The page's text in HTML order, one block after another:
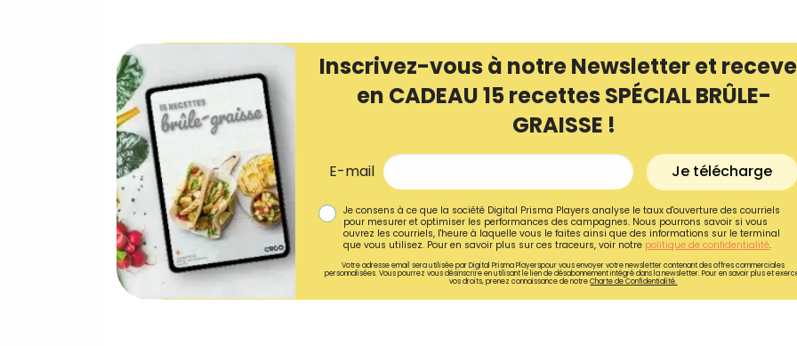
Inscrivez-vous à notre Newsletter et
en CADEAU 15 recettes SPÉCIAL BRÛLE-
GRAISSE !
E-mail Je télécharge
Je consens à ce que la société Digital Prisma Players analyse le taux d'ouverture des courriels
pour mesurer et optimiser les performances des campagnes. Nous pourrons savoir si vous
ouvrez les courriels, l'heure à laquelle vous le faites ainsi que des informations sur le terminal
que vous utilisez. Pour en savoir plus sur ces traceurs, voir notre politique de confidentialité.
Votre adresse email sera utilisée par Digital Prisma Playerspour vous envoyer votre newsletter contenant des offres commerciales
personnalisées. Vous pourrez vous désinscrire en utilisant le lien de désabonnement intégré dans la newsletter. Pour en savoir plus et
vos droits, prenez connaissance de notreCharte de Confidentialité.